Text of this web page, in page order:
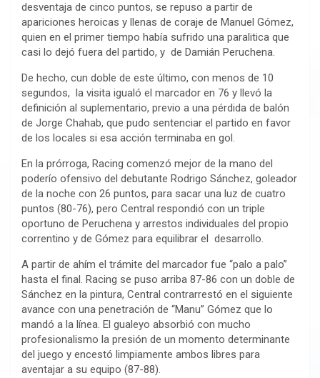
desventaja de cinco puntos, se repuso a partir de
apariciones heroicas y llenas de coraje de Manuel Gómez,
quien en el primer tiempo había sufrido una paralitica que
casi lo dejó fuera del partido, y de Damián Peruchena.
De hecho, cun doble de este último, con menos de 10
segundos, la visita igualó el marcador en 76 y llevó la
definición al suplementario, previo a una pérdida de balón
de Jorge Chahab, que pudo sentenciar el partido en favor
de los locales si esa acción terminaba en gol.
En la prórroga, Racing comenzó mejor de la mano del
poderío ofensivo del debutante Rodrigo Sánchez, goleador
de la noche con 26 puntos, para sacar una luz de cuatro
puntos (80-76), pero Central respondió con un triple
oportuno de Peruchena y arrestos individuales del propio
correntino y de Gómez para equilibrar el desarrollo.
A partir de ahím el trámite del marcador fue “palo a palo”
hasta el final. Racing se puso arriba 87-86 con un doble de
Sánchez en la pintura, Central contrarrestó en el siguiente
avance con una penetración de “Manu” Gómez que lo
mandó a la línea. El gualeyo absorbió con mucho
profesionalismo la presión de un momento determinante
del juego y encestó limpiamente ambos libres para
aventajar a su equipo (87-88).